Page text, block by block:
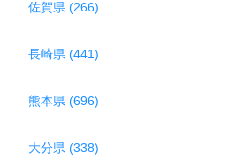
佐賀県 (266)
長崎県 (441)
熊本県 (696)
大分県 (338)